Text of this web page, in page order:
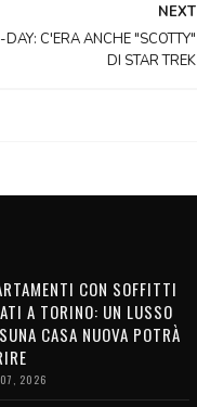
NEXT
C'ERA ANCHE "SCOTTY"
DI STAR TREK
CON SOFFITTI
A TORINO: UN LUSSO
CASA NUOVA POTRÀ
07, 2026